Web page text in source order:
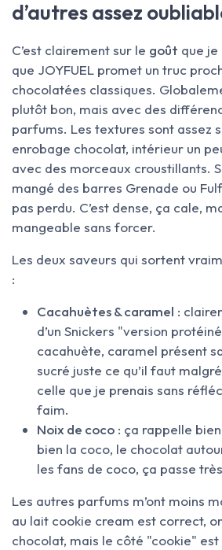
d’autres assez
C’est clairement sur le goût que
que JOYFUEL promet un truc
chocolatées classiques.
plutôt bon, mais avec des
parfums. Les textures sont assez
enrobage chocolat, intérieur un
avec des morceaux croustillants.
mangé des barres Grenade ou
pas perdu. C’est dense, ça cale,
mangeable sans forcer.
Les deux saveurs qui sortent
:
Cacahuètes & caramel :
d’un Snickers "version
cacahuète, caramel présent
sucré juste ce qu’il faut
celle que je prenais sans
faim.
Noix de coco : ça rappelle
bien la coco, le chocolat
les fans de coco, ça passe
Les autres parfums m’ont moins
au lait cookie cream est correct,
chocolat, mais le côté "cookie" est